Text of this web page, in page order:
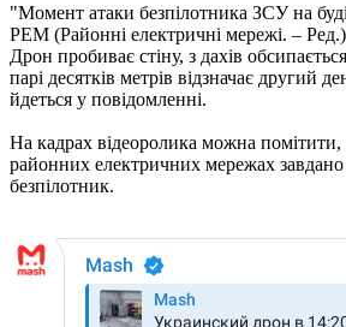
"Момент атаки безпілотника ЗСУ на
РЕМ (Районні електричні мережі. – Ред.)
Дрон пробиває стіну, з дахів
парі десятків метрів відзначає другий
йдеться у повідомленні.
На кадрах відеоролика можна
районних електричних мережах
безпілотник.